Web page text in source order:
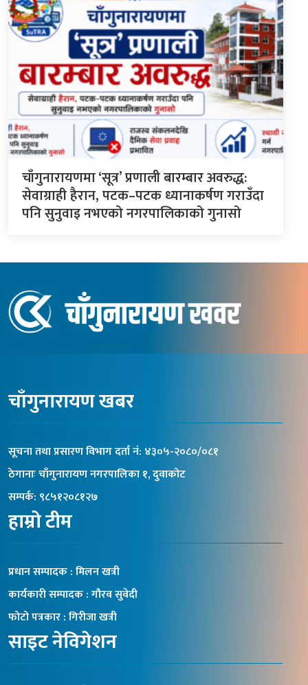
चाँगुनारायणमा ‘सूत्र’ प्रणाली बारम्बार अवरुद्ध:
सेवाग्राही हैरान, पटक–पटक ध्यानाकर्षण गराउँदा
पनि सुनुवाइ नभएको नगरपालिकाको गुनासो
चाँगुनारायण खबर
सूचना तथा प्रसारण विभाग दर्ता नंं: ४३०५-२०८०/०८१
ठेगानाः चाँगुनारायण नगरपालिका १, दुवाकोट
सम्पर्क: ९८५१२०८१२७
हाम्रो टीम
प्रधान सम्पादक : मिलन खत्री
कार्यकारी सम्पादक : गौरव सुवेदी
फोटो पत्रकार : गिरीजा खत्री
साइट नेविगेशन